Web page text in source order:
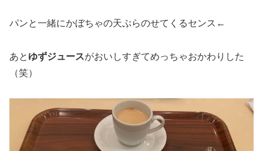
パンと一緒にかぼちゃの天ぷらのせてくるセンス←
あと ゆずジュースがおいしすぎてめっちゃおかわりした
（笑）